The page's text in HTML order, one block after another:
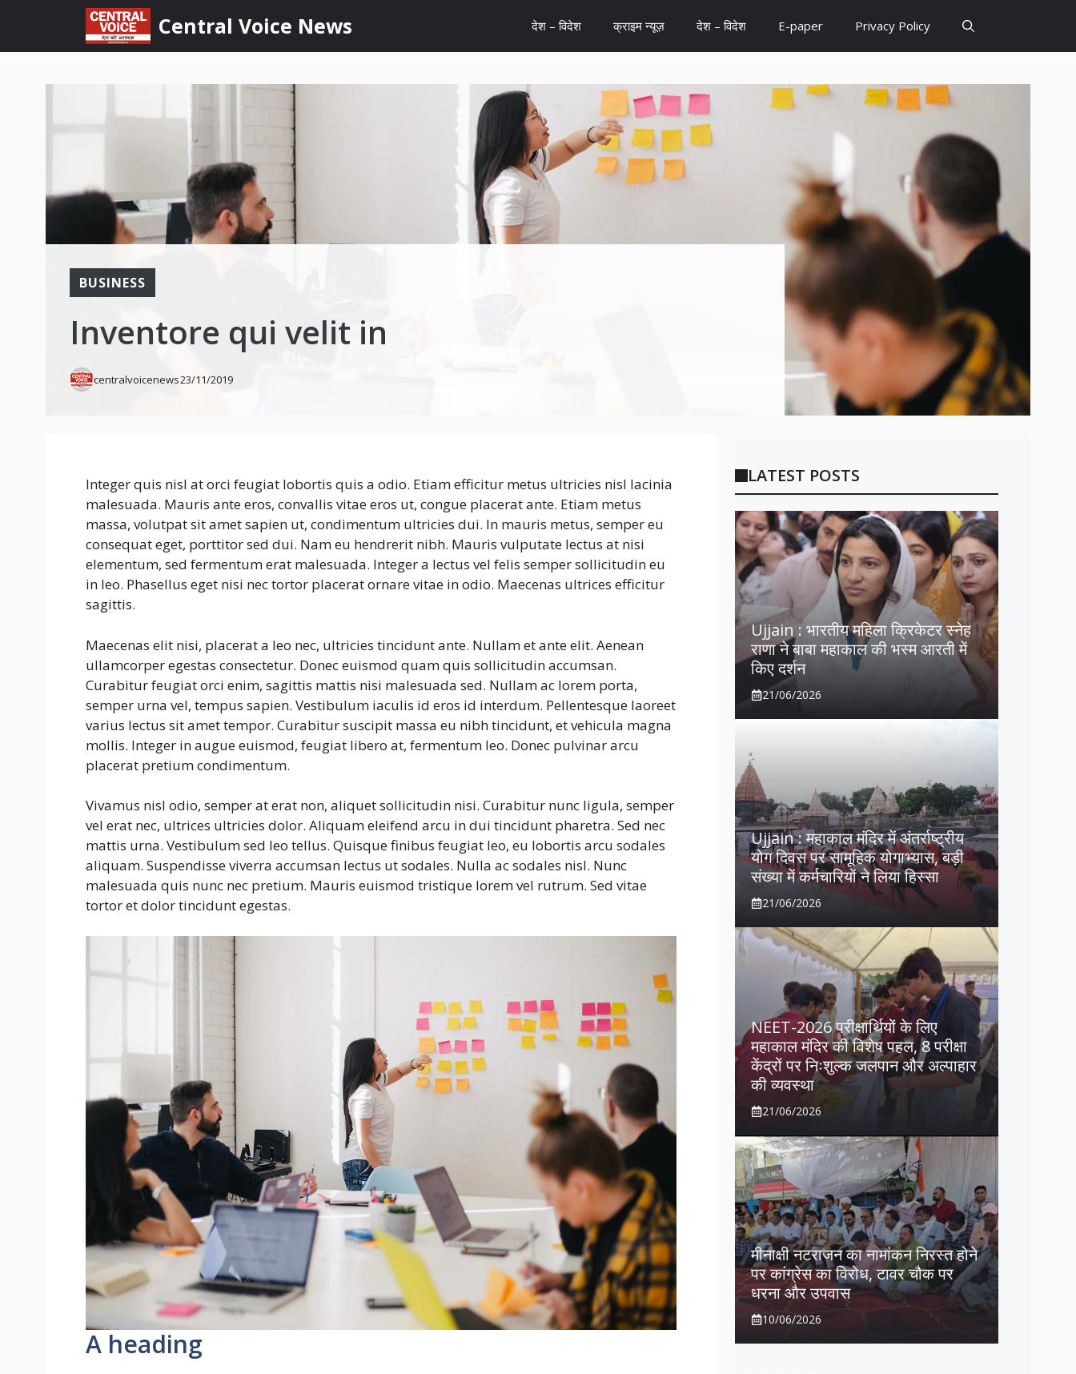
content
Central Voice News देश – विदेश क्राइम न्यूज़ देश – विदेश E-paper Privacy Policy
BUSINESS
Inventore qui velit in
centralvoicenews23/11/2019
Integer quis nisl at orci feugiat lobortis quis a odio. Etiam efficitur metus ultricies nisl lacinia
malesuada. Mauris ante eros, convallis vitae eros ut, congue placerat ante. Etiam metus
massa, volutpat sit amet sapien ut, condimentum ultricies dui. In mauris metus, semper eu
consequat eget, porttitor sed dui. Nam eu hendrerit nibh. Mauris vulputate lectus at nisi
elementum, sed fermentum erat malesuada. Integer a lectus vel felis semper sollicitudin eu
in leo. Phasellus eget nisi nec tortor placerat ornare vitae in odio. Maecenas ultrices efficitur
sagittis.
Maecenas elit nisi, placerat a leo nec, ultricies tincidunt ante. Nullam et ante elit. Aenean
ullamcorper egestas consectetur. Donec euismod quam quis sollicitudin accumsan.
Curabitur feugiat orci enim, sagittis mattis nisi malesuada sed. Nullam ac lorem porta,
semper urna vel, tempus sapien. Vestibulum iaculis id eros id interdum. Pellentesque laoreet
varius lectus sit amet tempor. Curabitur suscipit massa eu nibh tincidunt, et vehicula magna
mollis. Integer in augue euismod, feugiat libero at, fermentum leo. Donec pulvinar arcu
placerat pretium condimentum.
Vivamus nisl odio, semper at erat non, aliquet sollicitudin nisi. Curabitur nunc ligula, semper
vel erat nec, ultrices ultricies dolor. Aliquam eleifend arcu in dui tincidunt pharetra. Sed nec
mattis urna. Vestibulum sed leo tellus. Quisque finibus feugiat leo, eu lobortis arcu sodales
aliquam. Suspendisse viverra accumsan lectus ut sodales. Nulla ac sodales nisl. Nunc
malesuada quis nunc nec pretium. Mauris euismod tristique lorem vel rutrum. Sed vitae
tortor et dolor tincidunt egestas.
A heading
LATEST POSTS
Ujjain : भारतीय महिला क्रिकेटर स्नेह
राणा ने बाबा महाकाल की भस्म आरती में
किए दर्शन
21/06/2026
Ujjain : महाकाल मंदिर में अंतर्राष्ट्रीय
योग दिवस पर सामूहिक योगाभ्यास, बड़ी
संख्या में कर्मचारियों ने लिया हिस्सा
21/06/2026
NEET-2026 परीक्षार्थियों के लिए
महाकाल मंदिर की विशेष पहल, 8 परीक्षा
केंद्रों पर निःशुल्क जलपान और अल्पाहार
की व्यवस्था
21/06/2026
मीनाक्षी नटराजन का नामांकन निरस्त होने
पर कांग्रेस का विरोध, टावर चौक पर
धरना और उपवास
10/06/2026